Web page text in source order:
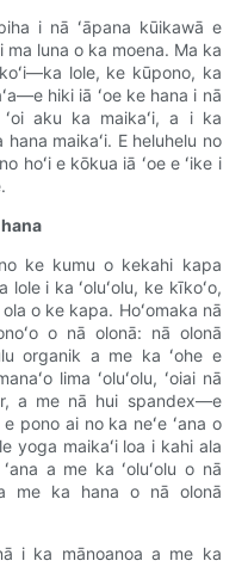
i nā ʻāpana kūikawā e
ma luna o ka moena. Ma ka
lole, ke kūpono, ka
hiki iā ʻoe ke hana i nā
aku ka maikaʻi, a i ka
hana maikaʻi. E heluhelu no
hoʻi e kōkua iā ʻoe e ʻike i
ke kumu o kekahi kapa
lole i ka ʻoluʻolu, ke kīkoʻo,
o ke kapa. Hoʻomaka nā
o nā olonā: nā olonā
organik a me ka ʻohe e
lima ʻoluʻolu, ʻoiai nā
a me nā hui spandex—e
pono ai no ka neʻe ʻana o
yoga maikaʻi loa i kahi ala
a me ka ʻoluʻolu o nā
me ka hana o nā olonā
i ka mānoanoa a me ka